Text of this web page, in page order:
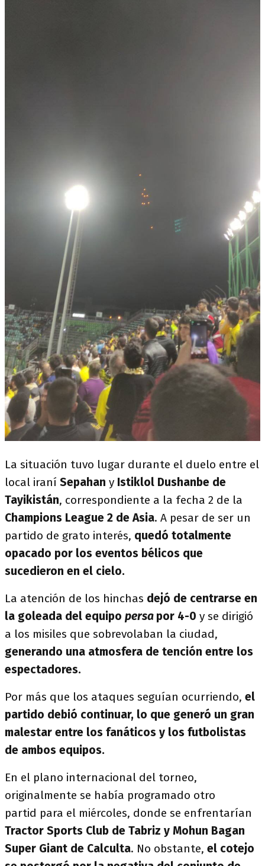
La situación tuvo lugar durante el duelo entre el
local iraní Sepahan y Istiklol Dushanbe de
Tayikistán, correspondiente a la fecha 2 de la
Champions League 2 de Asia. A pesar de ser un
partido de grato interés, quedó totalmente
opacado por los eventos bélicos que
sucedieron en el cielo.
La atención de los hinchas dejó de centrarse en
la goleada del equipo persa por 4-0 y se dirigió
a los misiles que sobrevolaban la ciudad,
generando una atmosfera de tención entre los
espectadores.
Por más que los ataques seguían ocurriendo, el
partido debió continuar, lo que generó un gran
malestar entre los fanáticos y los futbolistas
de ambos equipos.
En el plano internacional del torneo,
originalmente se había programado otro
partid para el miércoles, donde se enfrentarían
Tractor Sports Club de Tabriz y Mohun Bagan
Super Giant de Calculta. No obstante, el cotejo